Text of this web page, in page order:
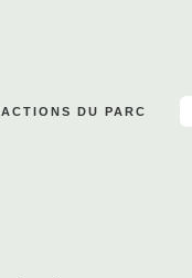
ACTIONS DU PARC